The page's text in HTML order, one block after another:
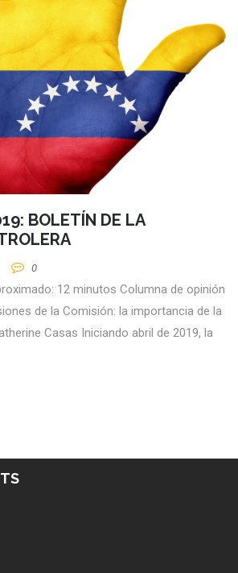
BOLETÍN DE LA
0
12 minutos Columna de opinión
de la Comisión: la importancia de la
Casas Iniciando abril de 2019, la